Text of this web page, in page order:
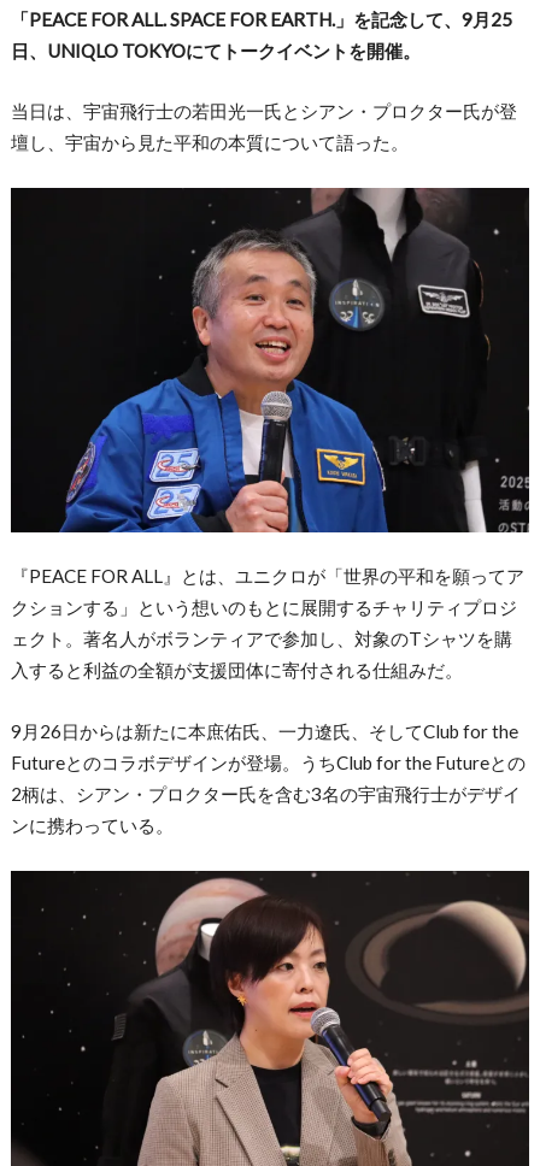
「PEACE FOR ALL. SPACE FOR EARTH.」を記念して、9月25
日、UNIQLO TOKYOにてトークイベントを開催。
当日は、宇宙飛行士の若田光一氏とシアン・プロクター氏が登
壇し、宇宙から見た平和の本質について語った。
『PEACE FOR ALL』とは、ユニクロが「世界の平和を願ってア
クションする」という想いのもとに展開するチャリティプロジ
ェクト。著名人がボランティアで参加し、対象のTシャツを購
入すると利益の全額が支援団体に寄付される仕組みだ。
9月26日からは新たに本庶佑氏、一力遼氏、そしてClub for the
Futureとのコラボデザインが登場。うちClub for the Futureとの
2柄は、シアン・プロクター氏を含む3名の宇宙飛行士がデザイ
ンに携わっている。